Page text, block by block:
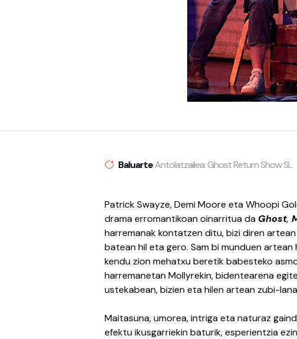
Baluarte|Antolatzailea: Ghost Return Show SL
Patrick Swayze, Demi Moore eta Whoopi
drama erromantikoan oinarritua da Ghost,
harremanak kontatzen ditu, bizi diren
batean hil eta gero. Sam bi munduen
kendu zion mehatxu beretik babesteko
harremanetan Mollyrekin, bidentearena
ustekabean, bizien eta hilen artean zubi-
Maitasuna, umorea, intriga eta naturaz
efektu ikusgarriekin baturik, esperientzia